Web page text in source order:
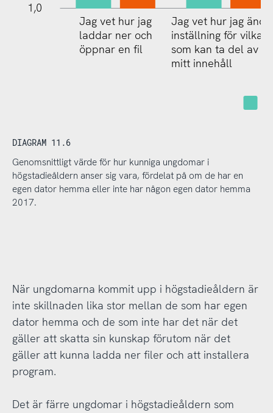
1,0
Jag vet hur jag
laddar ner och
öppnar en fil
Jag vet hur jag
inställning för vilka
som kan ta del av
mitt innehåll
DIAGRAM 11.6
Genomsnittligt värde för hur kunniga ungdomar i
högstadieåldern anser sig vara, fördelat på om de har en
egen dator hemma eller inte har någon egen dator hemma
2017.
När ungdomarna kommit upp i högstadieåldern är
inte skillnaden lika stor mellan de som har egen
dator hemma och de som inte har det när det
gäller att skatta sin kunskap förutom när det
gäller att kunna ladda ner filer och att installera
program.
Det är färre ungdomar i högstadieåldern som